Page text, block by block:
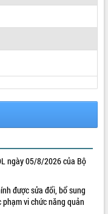
ngày 05/8/2026 của Bộ
được sửa đổi, bổ sung
vi chức năng quản